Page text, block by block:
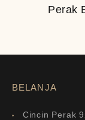
Perak
BELANJA
Cincin Perak